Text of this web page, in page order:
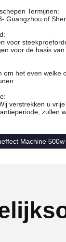
Termijnen:
Guangzhou of
voor
voor de basis
om het even welke
verstrekken u
zullen
Machine 500w